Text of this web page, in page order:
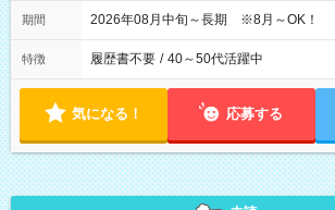
期間 2026年08月中旬～長期 ※8月～OK！
特徴 履歴書不要 / 40～50代活躍中
気になる！ 応募する